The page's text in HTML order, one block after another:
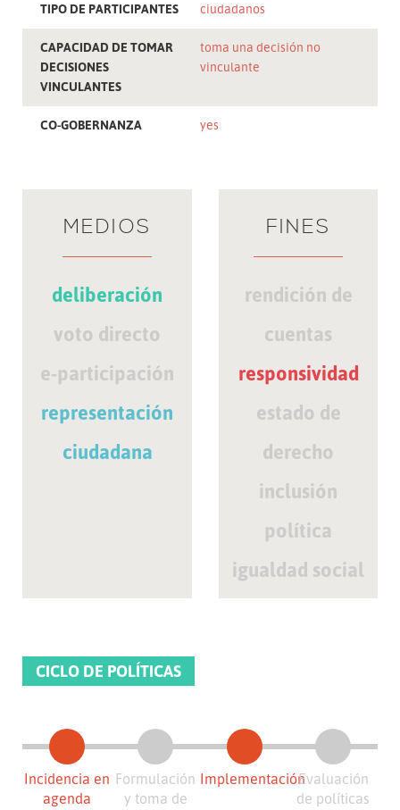
TIPO DE PARTICIPANTES ciudadanos
CAPACIDAD DE TOMAR
DECISIONES
VINCULANTES
toma una decisión no
vinculante
CO-GOBERNANZA yes
MEDIOS
deliberación
voto directo
e-participación
representación
ciudadana
FINES
rendición de
cuentas
responsividad
estado de
derecho
inclusión
política
igualdad social
CICLO DE POLÍTICAS
Incidencia en
agenda
Formulación
y toma de
ImplementaciónEvaluación
de políticas